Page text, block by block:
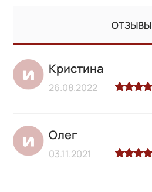
ОТЗЫВЫ
Кристина
26.08.2022
Олег
03.11.2021